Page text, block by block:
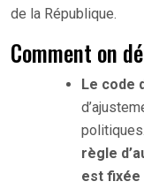
de la République.
Comment on
Le code
règle
est fixée